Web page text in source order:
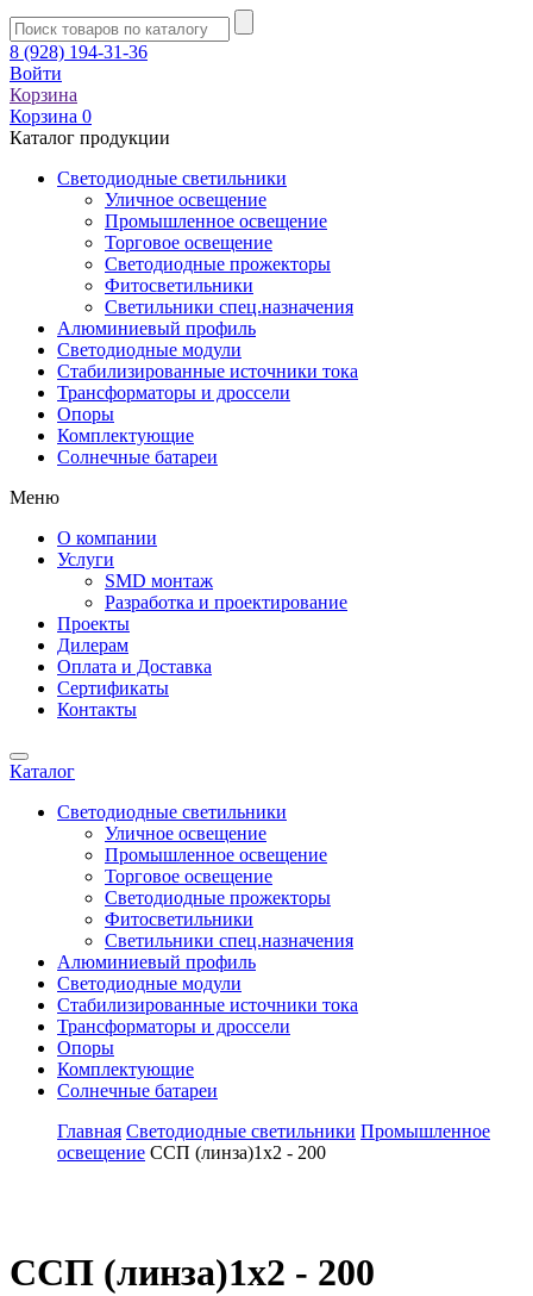
8 (928) 194-31-36
Войти
Корзина
Корзина 0
Каталог продукции
Светодиодные светильники
Уличное освещение
Промышленное освещение
Торговое освещение
Светодиодные прожекторы
Фитосветильники
Светильники спец.назначения
Алюминиевый профиль
Светодиодные модули
Стабилизированные источники тока
Трансформаторы и дроссели
Опоры
Комплектующие
Солнечные батареи
Меню
О компании
Услуги
SMD монтаж
Разработка и проектирование
Проекты
Дилерам
Оплата и Доставка
Сертификаты
Контакты
Каталог
Светодиодные светильники
Уличное освещение
Промышленное освещение
Торговое освещение
Светодиодные прожекторы
Фитосветильники
Светильники спец.назначения
Алюминиевый профиль
Светодиодные модули
Стабилизированные источники тока
Трансформаторы и дроссели
Опоры
Комплектующие
Солнечные батареи
Главная Светодиодные светильники Промышленное
освещение ССП (линза)1х2 - 200
ССП (линза)1х2 - 200